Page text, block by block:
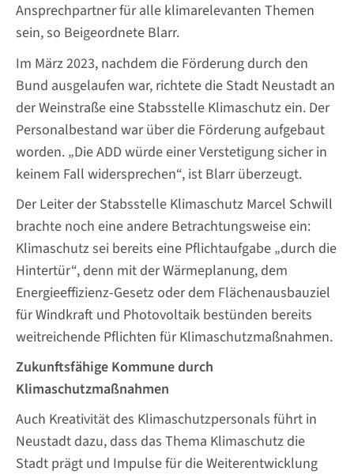
Ansprechpartner für alle klimarelevanten Themen
sein, so Beigeordnete Blarr.
Im März 2023, nachdem die Förderung durch den
Bund ausgelaufen war, richtete die Stadt Neustadt an
der Weinstraße eine Stabsstelle Klimaschutz ein. Der
Personalbestand war über die Förderung aufgebaut
worden. „Die ADD würde einer Verstetigung sicher in
keinem Fall widersprechen“, ist Blarr überzeugt.
Der Leiter der Stabsstelle Klimaschutz Marcel Schwill
brachte noch eine andere Betrachtungsweise ein:
Klimaschutz sei bereits eine Pflichtaufgabe „durch die
Hintertür“, denn mit der Wärmeplanung, dem
Energieeffizienz-Gesetz oder dem Flächenausbauziel
für Windkraft und Photovoltaik bestünden bereits
weitreichende Pflichten für Klimaschutzmaßnahmen.
Zukunftsfähige Kommune durch
Klimaschutzmaßnahmen
Auch Kreativität des Klimaschutzpersonals führt in
Neustadt dazu, dass das Thema Klimaschutz die
Stadt prägt und Impulse für die Weiterentwicklung